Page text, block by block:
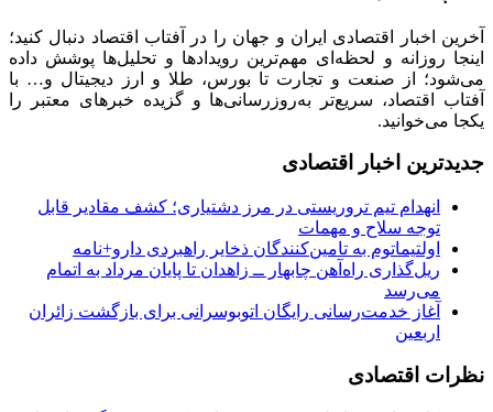
آخرین اخبار اقتصادی ایران و جهان را در آفتاب اقتصاد دنبال کنید؛
اینجا روزانه و لحظه‌ای مهم‌ترین رویدادها و تحلیل‌ها پوشش داده
می‌شود؛ از صنعت و تجارت تا بورس، طلا و ارز دیجیتال و… با
آفتاب اقتصاد، سریع‌تر به‌روزرسانی‌ها و گزیده خبرهای معتبر را
یکجا می‌خوانید.
جدیدترین اخبار اقتصادی
انهدام تیم تروریستی در مرز دشتیاری؛ کشف مقادیر قابل
توجه سلاح و مهمات
اولتیماتوم به تامین‌کنندگان ذخایر راهبردی دارو+نامه
ریل‌گذاری راه‌آهن چابهار ــ زاهدان تا پایان مرداد به اتمام
می‌رسد
آغاز خدمت‌رسانی رایگان اتوبوسرانی برای بازگشت زائران
اربعین
نظرات اقتصادی